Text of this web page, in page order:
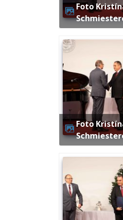
Foto Kristína
Foto Kristína